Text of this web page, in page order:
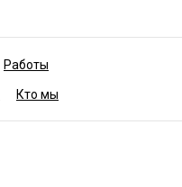
Кто мы
Работы